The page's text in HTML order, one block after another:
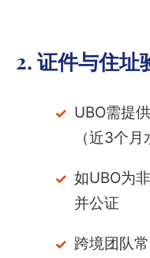
2. 证件与住址
UBO需提
（近3个月
如UBO为
并公证
跨境团队